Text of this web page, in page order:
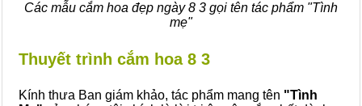
Các mẫu cắm hoa đẹp ngày 8 3 gọi tên tác phẩm "Tình
mẹ"
Thuyết trình cắm hoa 8 3
Kính thưa Ban giám khảo, tác phẩm mang tên "Tình